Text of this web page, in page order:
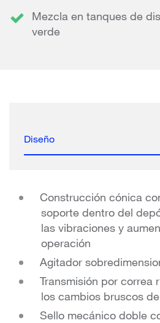
Mezcla en tanques de
verde
Diseño
Construcción cónica
soporte dentro del
las vibraciones y
operación
Agitador
Transmisión por correa
los cambios bruscos
Sello mecánico doble